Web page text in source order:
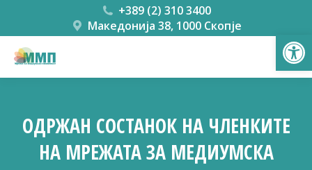
+389 (2) 310 3400
Македонија 38, 1000 Скопје
ОДРЖАН СОСТАНОК НА ЧЛЕНКИТЕ
НА МРЕЖАТА ЗА МЕДИУМСКА